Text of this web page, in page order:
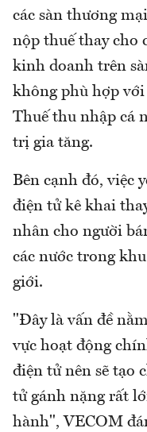
các sàn thương
nộp thuế thay cho
kinh doanh trên
không phù hợp
Thuế thu nhập cá
trị gia tăng.
Bên cạnh đó, việc
điện tử kê khai
nhân cho người
các nước trong
giới.
"Đây là vấn đề
vực hoạt động
điện tử nên sẽ tạo
tử gánh nặng rất
hành", VECOM